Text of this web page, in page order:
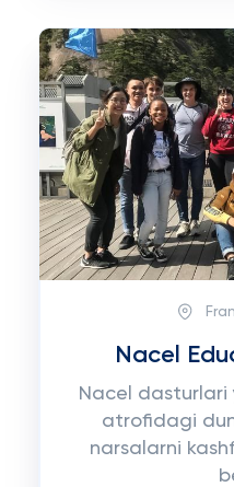
Nacel
Nacel dasturlari
atrofidagi
narsalarni